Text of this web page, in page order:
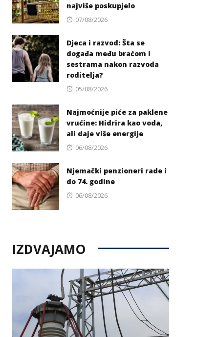
najviše poskupjelo
Posted
07/08/2026
Djeca i razvod: Šta se
događa među braćom i
sestrama nakon razvoda
roditelja?
Posted
05/08/2026
Najmoćnije piće za paklene
vrućine: Hidrira kao voda,
ali daje više energije
Posted
06/08/2026
Njemački penzioneri rade i
do 74. godine
Posted
06/08/2026
IZDVAJAMO